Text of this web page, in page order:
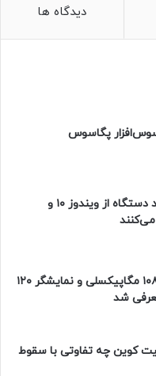
تأیید کرده که گوشی
دیدگاه ها
پگاسوس
بیش از ۱٫۴ میلیارد دستگاه از ویندوز ۱۰ و
آنر ۵۰ با دوربین ۱۰۸ مگاپیکسلی و نمایشگر ۱۲۰
شد
کوین چه تفاوتی با سقوط